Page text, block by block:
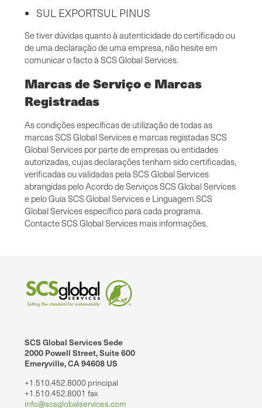
SUL EXPORTSUL PINUS
Se tiver dúvidas quanto à autenticidade do certificado ou
de uma declaração de uma empresa, não hesite em
comunicar o facto à SCS Global Services.
Marcas de Serviço e Marcas
Registradas
As condições específicas de utilização de todas as
marcas SCS Global Services e marcas registadas SCS
Global Services por parte de empresas ou entidades
autorizadas, cujas declarações tenham sido certificadas,
verificadas ou validadas pela SCS Global Services
abrangidas pelo Acordo de Serviços SCS Global Services
e pelo Guia SCS Global Services e Linguagem SCS
Global Services específico para cada programa.
Contacte SCS Global Services mais informações.
SCS Global Services Sede
2000 Powell Street, Suite 600
Emeryville, CA 94608 US
+1.510.452.8000 principal
+1.510.452.8001 fax
info@scsglobalservices.com